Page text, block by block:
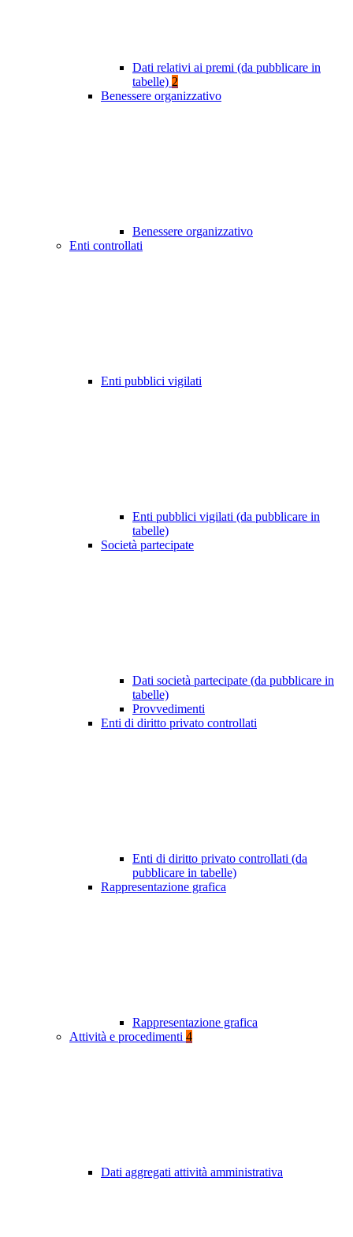
Dati relativi ai premi (da pubblicare in
tabelle) 2
Benessere organizzativo
Benessere organizzativo
Enti controllati
Enti pubblici vigilati
Enti pubblici vigilati (da pubblicare in
tabelle)
Società partecipate
Dati società partecipate (da pubblicare in
tabelle)
Provvedimenti
Enti di diritto privato controllati
Enti di diritto privato controllati (da
pubblicare in tabelle)
Rappresentazione grafica
Rappresentazione grafica
Attività e procedimenti 4
Dati aggregati attività amministrativa